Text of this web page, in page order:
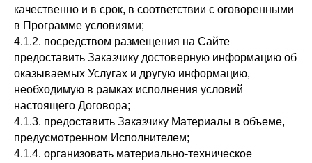
качественно и в срок, в соответствии с оговоренными
в Программе условиями;
4.1.2. посредством размещения на Сайте
предоставить Заказчику достоверную информацию об
оказываемых Услугах и другую информацию,
необходимую в рамках исполнения условий
настоящего Договора;
4.1.3. предоставить Заказчику Материалы в объеме,
предусмотренном Исполнителем;
4.1.4. организовать материально-техническое